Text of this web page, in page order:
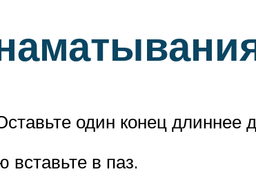
один конец длиннее
в паз.